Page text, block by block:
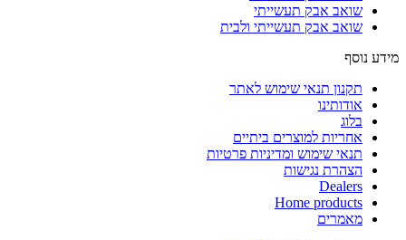
שואב אבק תעשייתי
שואב אבק תעשייתי ולבית
מידע נוסף
תקנון תנאי שימוש לאתר
אודותינו
בלוג
אחריות למוצרים ביתיים
תנאי שימוש ומדיניות פרטיות
הצהרת נגישות
Dealers
Home products
מאמרים